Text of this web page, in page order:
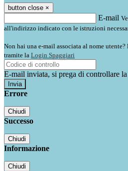
button close ×
E-mail
all'indirizzo indicato con le istruzioni
Non hai una e-mail associata al nome
tramite la Login Spaggiari
E-mail inviata, si prega di controllare
Errore
Chiudi
Successo
Chiudi
Informazione
Chiudi